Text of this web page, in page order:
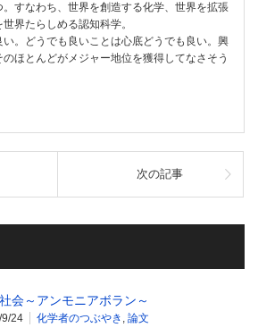
すなわち、世界を創造する化学、世界を拡張
界たらしめる認知科学。
。どうでも良いことは心底どうでも良い。興
ほとんどがメジャー地位を獲得してなさそう
次の記事
会～アンモニアボラン～
24 化学者のつぶやき , 論文